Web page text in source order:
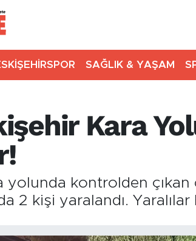
SAĞLIK & YAŞAM
Kara
yolunda kontrolden
2 kişi yaralandı.